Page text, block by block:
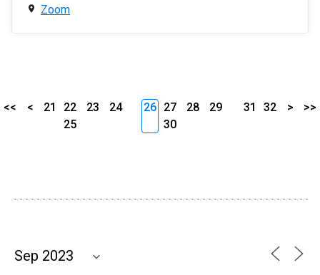
Zoom
<< < 21 22 23
24
25
26 27 28
29
30
31 32 > >>